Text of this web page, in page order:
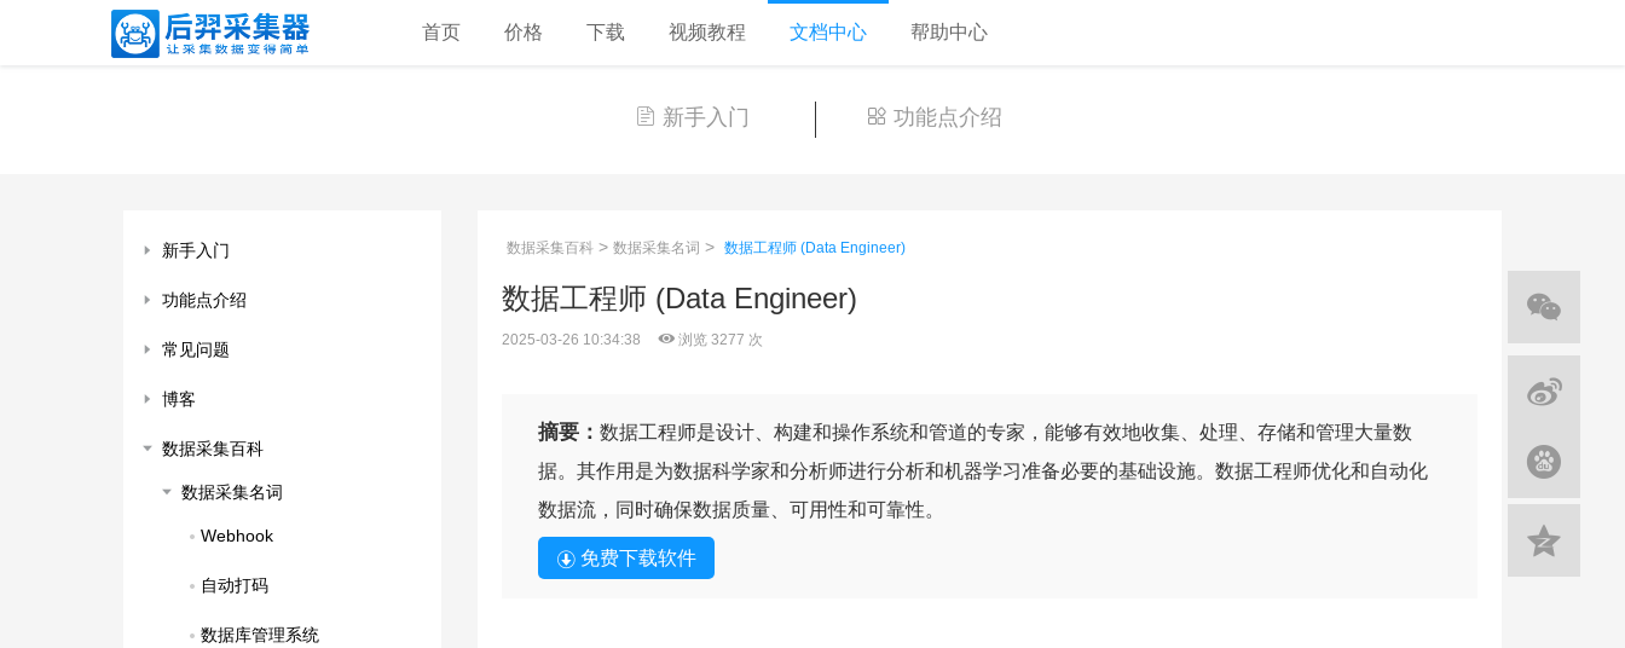
首页 价格 下载 视频教程 文档中心 帮助中心
新手入门 功能点介绍
新手入门
功能点介绍
常见问题
博客
数据采集百科
数据采集名词
Webhook
自动打码
数据库管理系统
数据采集百科 > 数据采集名词 > 数据工程师 (Data Engineer)
数据工程师 (Data Engineer)
2025-03-26 10:34:38 浏览 3277 次
摘要： 数据工程师是设计、构建和操作系统和管道的专家，能够有效地收集、处理、存储和管理大量数
据。其作用是为数据科学家和分析师进行分析和机器学习准备必要的基础设施。数据工程师优化和自动化
数据流，同时确保数据质量、可用性和可靠性。
免费下载软件